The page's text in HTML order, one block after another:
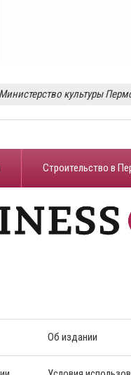
Министерство культуры
Строительство в
Об издании